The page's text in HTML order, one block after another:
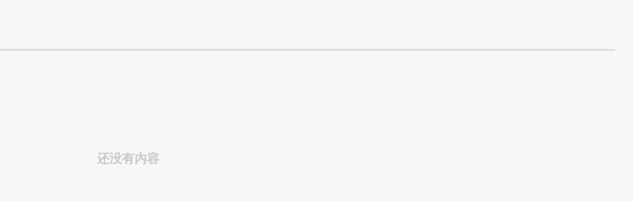
还没有内容